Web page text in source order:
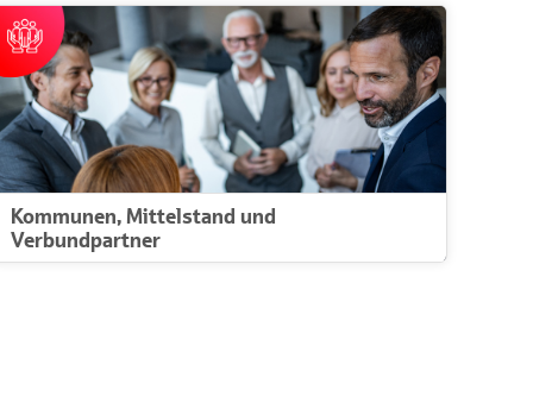
persönlich weiter.
Persönlichkeit
Kommunen, Mittelstand und
Verbundpartner